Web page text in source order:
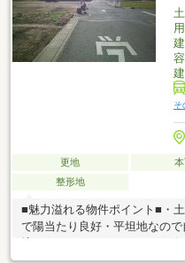
そ
更地
整形地
■魅力溢れる物件ポイント■・
で陽当たり良好・平坦地なの
る♪・クリーニング・銀行も徒